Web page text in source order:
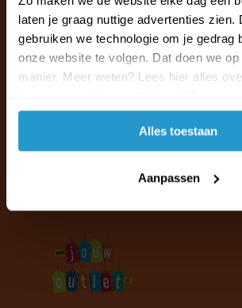
laten je graag nuttige advertenties zien.
gebruiken we technologie om je gedrag
onze website te volgen. Dat doen we op
manier. Meer weten? Lees hier alles
accepteren.
Alles toestaan
Aanpassen
Ma t/m vr van 09:30 - 16:00
+31 (0)13 785 62 41
Naar de klantenservice & FAQ